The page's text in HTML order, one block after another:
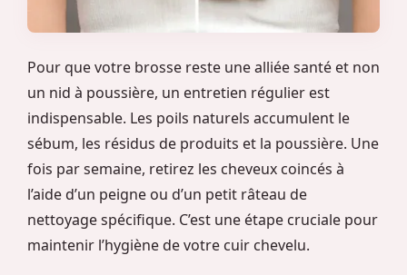
Pour que votre brosse reste une alliée santé et non
un nid à poussière, un entretien régulier est
indispensable. Les poils naturels accumulent le
sébum, les résidus de produits et la poussière. Une
fois par semaine, retirez les cheveux coincés à
l’aide d’un peigne ou d’un petit râteau de
nettoyage spécifique. C’est une étape cruciale pour
maintenir l’hygiène de votre cuir chevelu.